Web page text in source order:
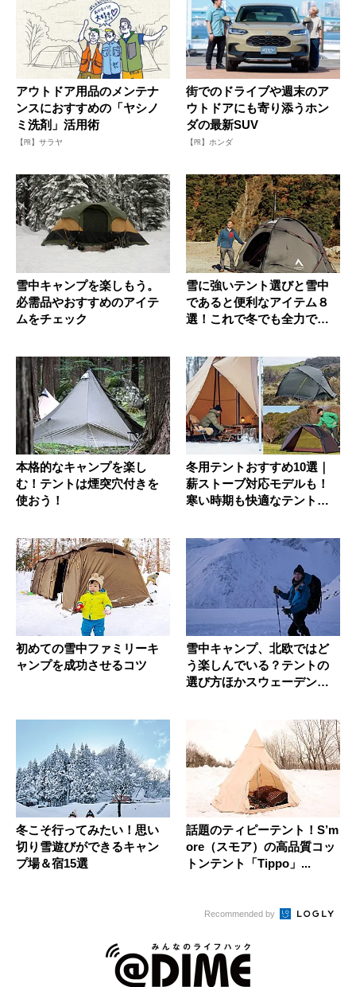
アウトドア用品のメンテナ
ンスにおすすめの「ヤシノ
ミ洗剤」活用術
【PR】サラヤ
街でのドライブや週末のア
ウトドアにも寄り添うホン
ダの最新SUV
【PR】ホンダ
雪中キャンプを楽しもう。
必需品やおすすめのアイテ
ムをチェック
雪に強いテント選びと雪中
であると便利なアイテム８
選！これで冬でも全力でソ
本格的なキャンプを楽し
む！テントは煙突穴付きを
使おう！
冬用テントおすすめ10選｜
薪ストーブ対応モデルも！
寒い時期も快適なテントを
初めての雪中ファミリーキ
ャンプを成功させるコツ
雪中キャンプ、北欧ではど
う楽しんでいる？テントの
選び方ほかスウェーデンの
冬こそ行ってみたい！思い
切り雪遊びができるキャン
プ場＆宿15選
話題のティピーテント！S’m
ore（スモア）の高品質コッ
トンテント「Tippo」...
Recommended by